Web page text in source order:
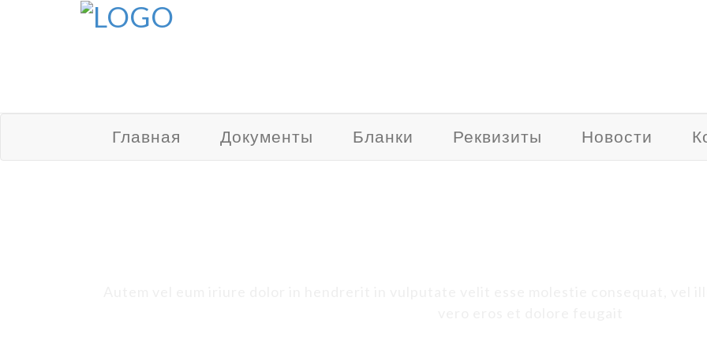
Главная Документы Бланки Реквизиты Новости